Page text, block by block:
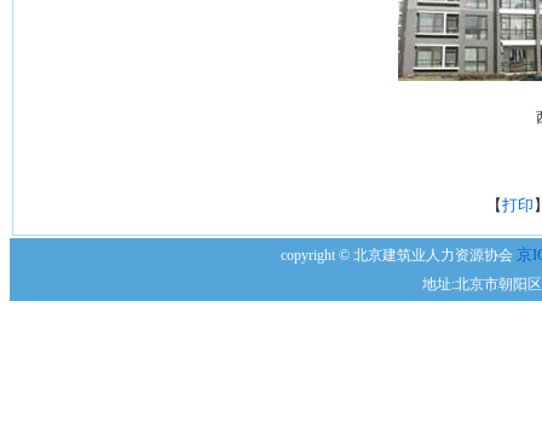
【打印
copyright © 北京建筑业人力资源协会京
地址:北京市朝阳